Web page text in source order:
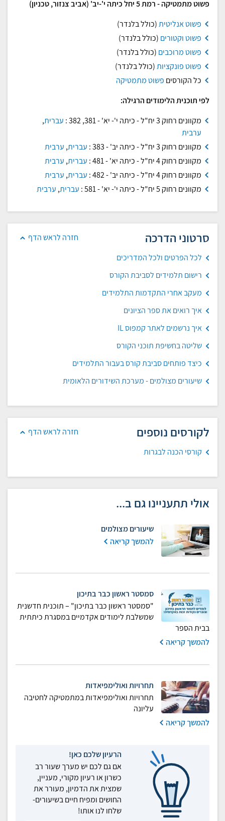
פשוט מתמטיקה - רמת 5 יחל כיתה י'-יב' (אביב צנזור, טכניון)
פשוט אנליטית(כולל בלנדר)
פשוט וקטורים (כולל בלנדר)
פשוט מרוכבים (כולל בלנדר)
פשוט פונקציות(כולל בלנדר)
כל הקורסים פשוט מתמטיקה
לפי תוכנית הלימודים הרגילה:
מקוונים רחוק 3 יח"ל - כיתה י'- יא' - 381, 382 :
עברית,
ערבית
מקוונים רחוק 3 יח"ל - כיתה יב' - 383 :
עברית, ערבית
מקוונים רחוק 4 יח"ל - כיתה יא' - 481 :
עברית, ערבית
מקוונים רחוק 4 יח"ל - כיתה יב' - 482 :
עברית, ערבית
מקוונים רחוק 5 יח"ל - כיתה י'- יא' - 581 :
עברית, ערבית
חזרה לראש הדף סרטוני הדרכה
לכל הפרטים ולכל המדריכים
רישום תלמידים לסביבת הקורס
מעקב אחרי התקדמות התלמידים
איך רואים את ספר הציונים
איך נרשמים לאתר קמפוס IL
שליטה בחשיפת תוכני הקורס
כיצד פותחים סביבת קורס בעבור התלמידים
שיעורים מצולמים - מערכת השידורים הלאומית
חזרה לראש הדף לקורסים נוספים
קורסי הכנה לבגרות
אולי תתעניינו גם ב...
שיעורים מצולמים
להמשך קריאה
סמסטר ראשון כבר בתיכון
"סמסטר ראשון כבר בתיכון" – תוכנית חדשנית
שמשלבת לימודים אקדמיים במסגרת כיתתית
בבית הספר
להמשך קריאה
תחרויות ואולימפיאדות
תחרויות ואולימפיאדות במתמטיקה לחטיבה
עליונה
להמשך קריאה
הרעיון שלכם כאן!
אם גם לכם יש מערך שעור רב
כשרון או רעיון מקורי, מעניין,
שמצית את הדמיון, מעורר את
החושים ומפיח חיים בשיעורים-
שלחו לנו אותו!